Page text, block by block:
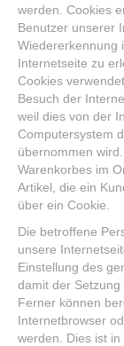
werden. Cookies
Benutzer unserer
Wiedererkennung
Internetseite zu
Cookies
Besuch der
weil dies von der
Computersystem
übernommen
Warenkorbes im
Artikel, die ein
über ein Cookie.
Die betroffene
unsere
Einstellung des
damit der Setzung
Ferner können
Internetbrowser
werden. Dies ist